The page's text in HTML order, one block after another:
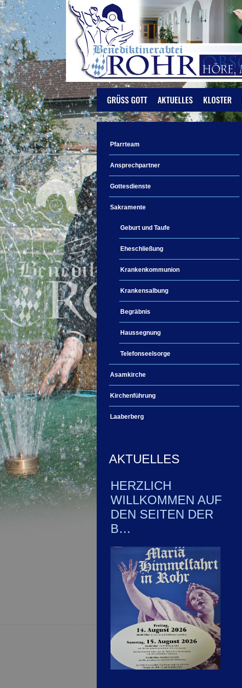
GRÜSS GOTT AKTUELLES KLOSTER
Pfarrteam
Ansprechpartner
Gottesdienste
Sakramente
Geburt und Taufe
Eheschließung
Krankenkommunion
Krankensalbung
Begräbnis
Haussegnung
Telefonseelsorge
Asamkirche
Kirchenführung
Laaberberg
AKTUELLES
HERZLICH
WILLKOMMEN AUF
DEN SEITEN DER
B…